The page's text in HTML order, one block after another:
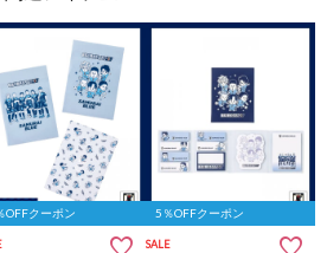
OFFクーポン 5％OFFクーポン
SALE